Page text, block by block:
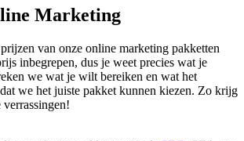
Marketing
van onze online marketing pakketten
inbegrepen, dus je weet precies wat je
we wat je wilt bereiken en wat het
we het juiste pakket kunnen kiezen. Zo krijg